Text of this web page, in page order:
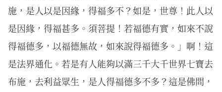
施，是人以是因緣，得福多不？如是，世尊！此人以
是因緣，得福甚多。須菩提！若福德有實，如來不說
得福德多，以福德無故，如來說得福德多。」啊！這
是法界通化。若是有人能夠以滿三千大千世界七寶去
布施，去利益眾生，是人得福德多不多？這是佛問，